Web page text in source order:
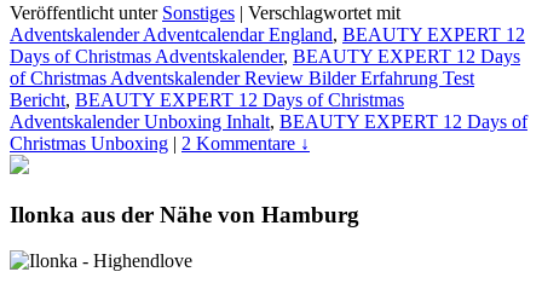
Veröffentlicht unter Sonstiges | Verschlagwortet mit
Adventskalender Adventcalendar England, BEAUTY EXPERT 12
Days of Christmas Adventskalender, BEAUTY EXPERT 12 Days
of Christmas Adventskalender Review Bilder Erfahrung Test
Bericht, BEAUTY EXPERT 12 Days of Christmas
Adventskalender Unboxing Inhalt, BEAUTY EXPERT 12 Days of
Christmas Unboxing | 2 Kommentare ↓
Ilonka aus der Nähe von Hamburg